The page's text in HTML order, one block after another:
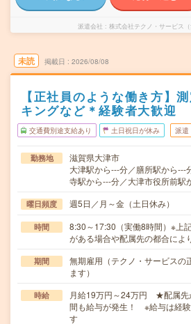
派遣会社 株式会社テクノ・サービス（
未読 掲載日 2026/08/08
【正社員のような働き方】
キングなど＊経験者大歓迎
交通費別途支給あり 土日祝日が休み 派遣
勤務地
滋賀県大津市
大津駅から---分／膳所駅から---
寺駅から---分／大津市役所前駅
曜日頻度 週5日／月～金（土日休み）
時間
8:30～17:30（実働8時間）※上
がある場合や配属先の都合に
期間
無期雇用（テクノ・サービスの
ます）
時給
月給19万円～24万円 ★配属先
間も給与が発生！ ※給与は経
す